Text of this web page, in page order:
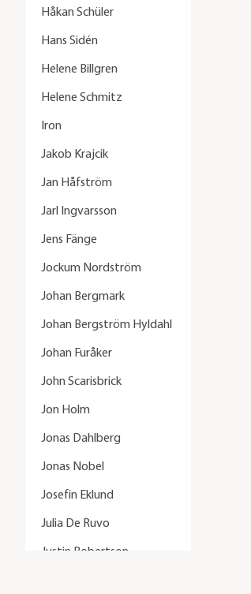
Håkan Schüler
Hans Sidén
Helene Billgren
Helene Schmitz
Iron
Jakob Krajcik
Jan Håfström
Jarl Ingvarsson
Jens Fänge
Jockum Nordström
Johan Bergmark
Johan Bergström Hyldahl
Johan Furåker
John Scarisbrick
Jon Holm
Jonas Dahlberg
Jonas Nobel
Josefin Eklund
Julia De Ruvo
Justin Robertson